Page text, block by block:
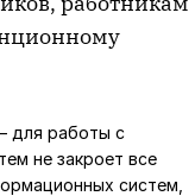
для работы с
не закроет все
систем,